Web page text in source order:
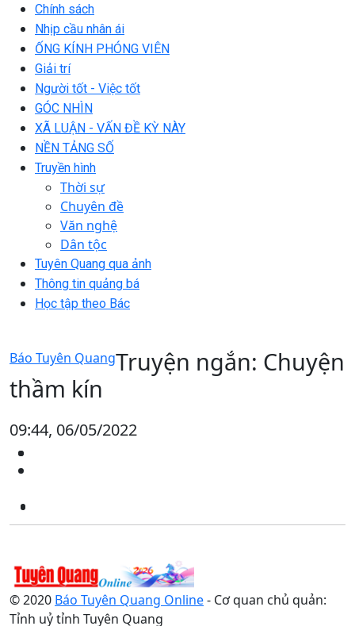
Chính sách
Nhịp cầu nhân ái
ỐNG KÍNH PHÓNG VIÊN
Giải trí
Người tốt - Việc tốt
GÓC NHÌN
XÃ LUẬN - VẤN ĐỀ KỲ NÀY
NỀN TẢNG SỐ
Truyền hình
Thời sự
Chuyên đề
Văn nghệ
Dân tộc
Tuyên Quang qua ảnh
Thông tin quảng bá
Học tập theo Bác
Báo Tuyên QuangTruyện ngắn: Chuyện
thầm kín
09:44, 06/05/2022
© 2020 Báo Tuyên Quang Online- Cơ quan chủ quản:
Tỉnh uỷ tỉnh Tuyên Quang